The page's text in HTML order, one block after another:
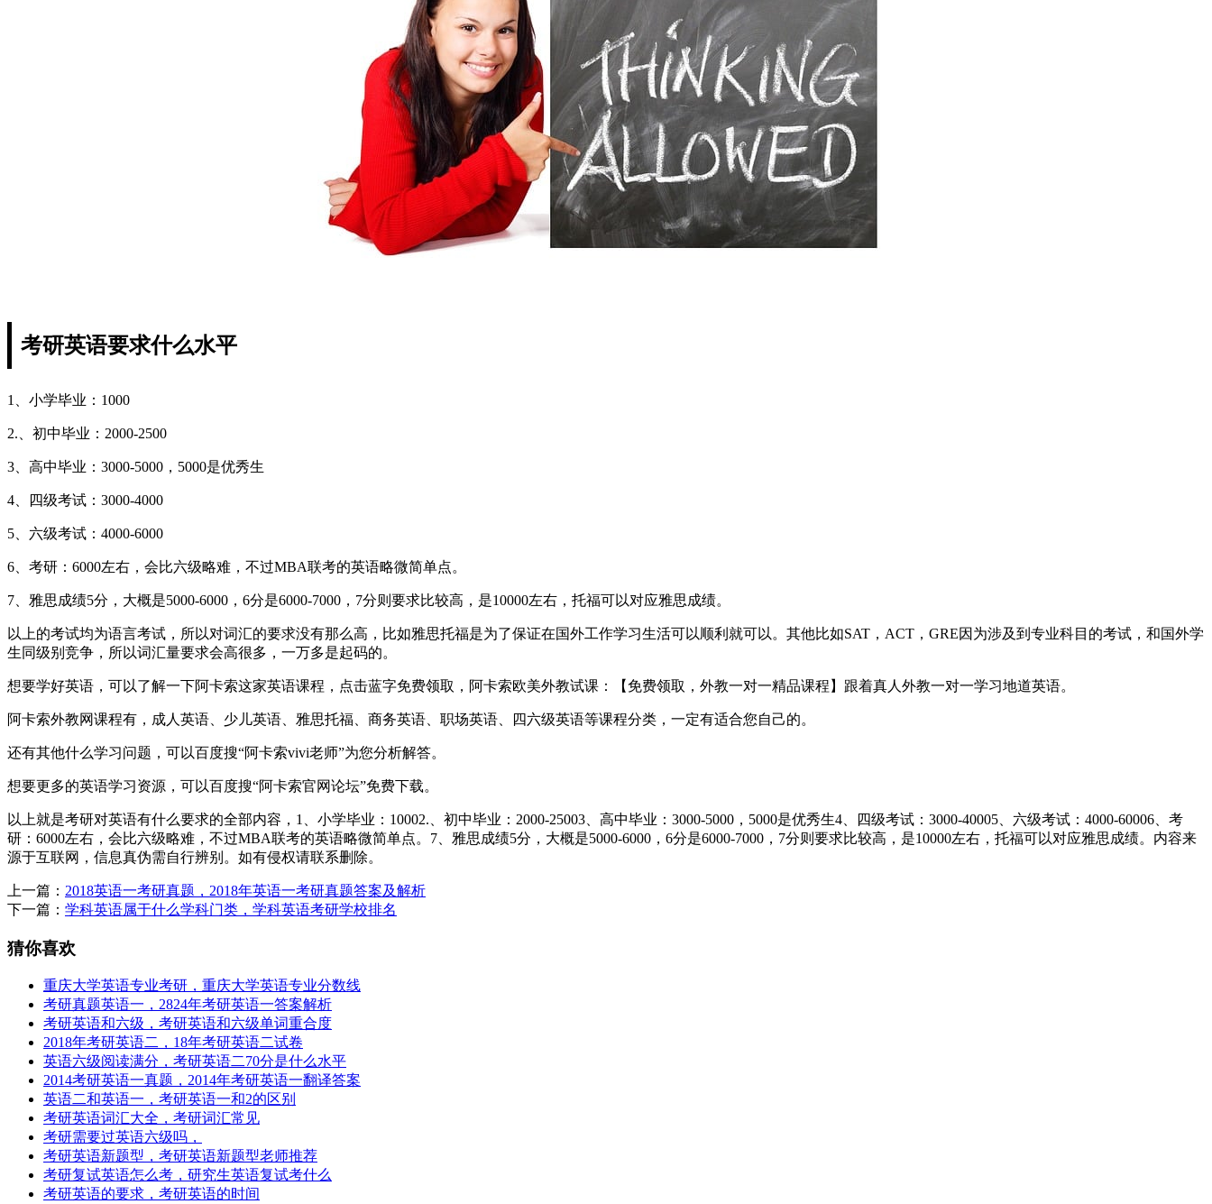
考研英语要求什么水平
1、小学毕业：1000
2.、初中毕业：2000-2500
3、高中毕业：3000-5000，5000是优秀生
4、四级考试：3000-4000
5、六级考试：4000-6000
6、考研：6000左右，会比六级略难，不过MBA联考的英语略微简单点。
7、雅思成绩5分，大概是5000-6000，6分是6000-7000，7分则要求比较高，是10000左右，托福可以对应雅思成绩。
以上的考试均为语言考试，所以对词汇的要求没有那么高，比如雅思托福是为了保证在国外工作学习生活可以顺利就可以。其他比如SAT，ACT，GRE因为涉及到专业科目的考试，和国外学
生同级别竞争，所以词汇量要求会高很多，一万多是起码的。
想要学好英语，可以了解一下阿卡索这家英语课程，点击蓝字免费领取，阿卡索欧美外教试课：【免费领取，外教一对一精品课程】跟着真人外教一对一学习地道英语。
阿卡索外教网课程有，成人英语、少儿英语、雅思托福、商务英语、职场英语、四六级英语等课程分类，一定有适合您自己的。
还有其他什么学习问题，可以百度搜“阿卡索vivi老师”为您分析解答。
想要更多的英语学习资源，可以百度搜“阿卡索官网论坛”免费下载。
以上就是考研对英语有什么要求的全部内容，1、小学毕业：10002.、初中毕业：2000-25003、高中毕业：3000-5000，5000是优秀生4、四级考试：3000-40005、六级考试：4000-60006、考
研：6000左右，会比六级略难，不过MBA联考的英语略微简单点。7、雅思成绩5分，大概是5000-6000，6分是6000-7000，7分则要求比较高，是10000左右，托福可以对应雅思成绩。内容来
源于互联网，信息真伪需自行辨别。如有侵权请联系删除。
上一篇： 2018英语一考研真题，2018年英语一考研真题答案及解析
下一篇： 学科英语属于什么学科门类，学科英语考研学校排名
猜你喜欢
重庆大学英语专业考研，重庆大学英语专业分数线
考研真题英语一，2824年考研英语一答案解析
考研英语和六级，考研英语和六级单词重合度
2018年考研英语二，18年考研英语二试卷
英语六级阅读满分，考研英语二70分是什么水平
2014考研英语一真题，2014年考研英语一翻译答案
英语二和英语一，考研英语一和2的区别
考研英语词汇大全，考研词汇常见
考研需要过英语六级吗，
考研英语新题型，考研英语新题型老师推荐
考研复试英语怎么考，研究生英语复试考什么
考研英语的要求，考研英语的时间